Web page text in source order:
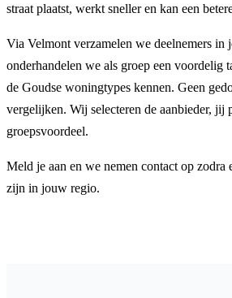
straat plaatst, werkt sneller en kan een
Via Velmont verzamelen we deelnemers in
onderhandelen we als groep een voordelig
de Goudse woningtypes kennen. Geen
vergelijken. Wij selecteren de aanbieder, jij
groepsvoordeel.
Meld je aan en we nemen contact op zodra
zijn in jouw regio.